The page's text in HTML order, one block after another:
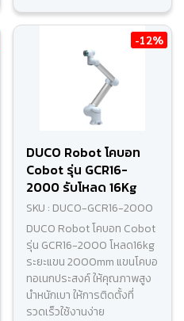
-12%
DUCO Robot โคบอท
Cobot รุ่น GCR16-
2000 รับโหลด 16Kg
SKU : DUCO-GCR16-2000
DUCO Robot โคบอท Cobot
รุ่น GCR16-2000 โหลด16kg
ระยะแขน 2000mm แขนโคบอ
ทอเนกประสงค์ ให้คุณภาพสูง
นำหนักเบา ให้การติดตั้งที่
รวดเร็วใช้งานง่าย